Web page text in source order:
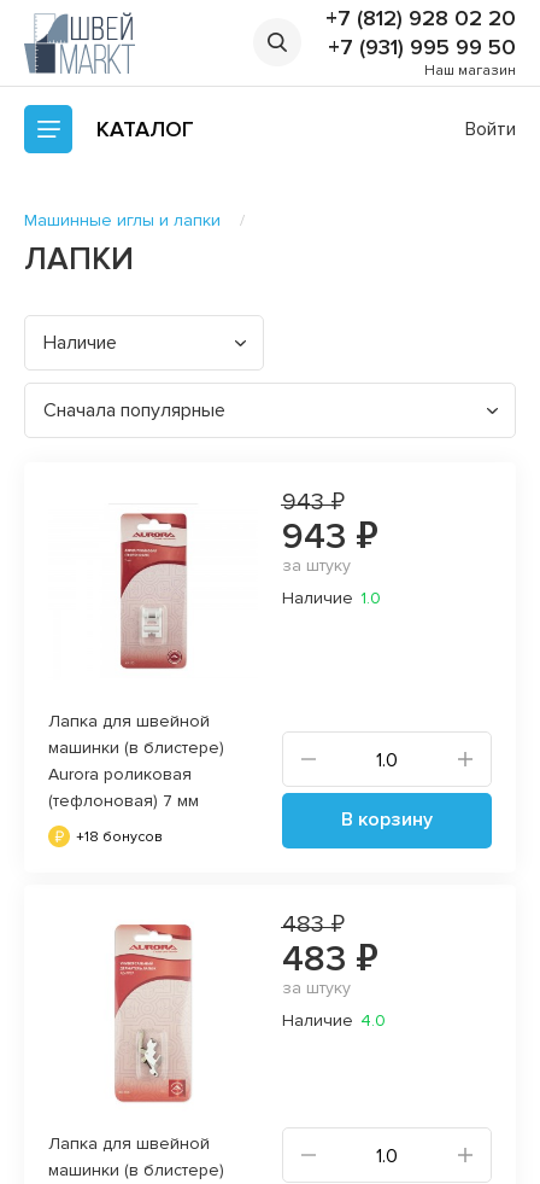
+7 (812) 928 02 20
+7 (931) 995 99 50
Наш магазин
КАТАЛОГ Войти
Машинные иглы и лапки
ЛАПКИ
Наличие
Сначала популярные
Лапка для швейной
машинки (в блистере)
Aurora роликовая
(тефлоновая) 7 мм
+18 бонусов
943 ₽
943 ₽
за штуку
Наличие 1.0
В корзину
Лапка для швейной
машинки (в блистере)
483 ₽
483 ₽
за штуку
Наличие 4.0